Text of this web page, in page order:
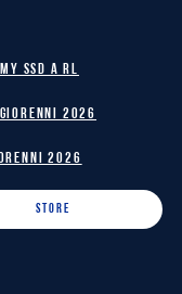
SSD A RL
2026
2026
STORE